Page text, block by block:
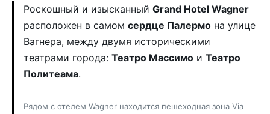
Роскошный и изысканный Grand Hotel Wagner
расположен в самом сердце Палермо на улице
Вагнера, между двумя историческими
театрами города: Театро Массимо и Театро
Политеама.
Рядом с отелем Wagner находится пешеходная зона Via